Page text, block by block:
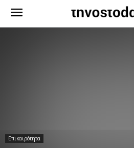
Επικαιρότητα